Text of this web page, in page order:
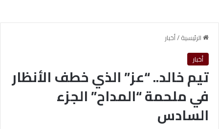
الرئيسية/أخبار
أخبار
تيم خالد.. “عز” الذي خطف الأنظار
في ملحمة “المداح” الجزء
السادس